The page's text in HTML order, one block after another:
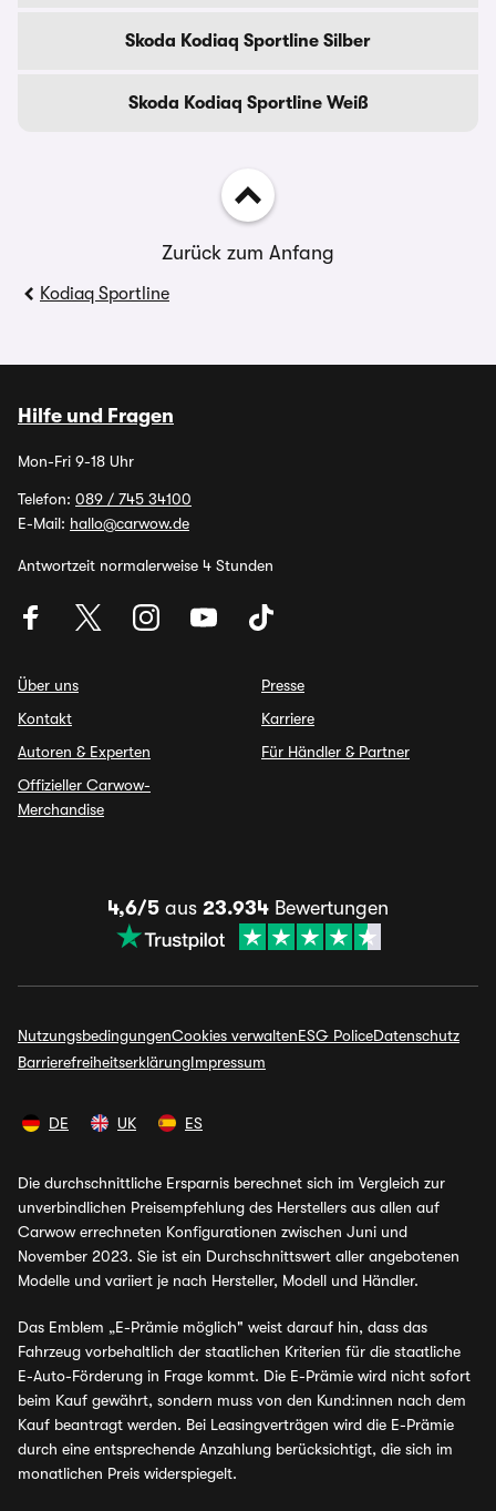
Skoda Kodiaq Sportline Silber
Skoda Kodiaq Sportline Weiß
Zurück zum Anfang
Kodiaq Sportline
Hilfe und Fragen
Mon-Fri 9-18 Uhr
Telefon: 089 / 745 34100
E-Mail: hallo@carwow.de
Antwortzeit normalerweise 4 Stunden
Über uns
Kontakt
Autoren & Experten
Offizieller Carwow-
Merchandise
Presse
Karriere
Für Händler & Partner
4,6/5 aus 23.934 Bewertungen
NutzungsbedingungenCookies verwaltenESG PoliceDatenschutz
BarrierefreiheitserklärungImpressum
DE UK ES
Die durchschnittliche Ersparnis berechnet sich im Vergleich zur
unverbindlichen Preisempfehlung des Herstellers aus allen auf
Carwow errechneten Konfigurationen zwischen Juni und
November 2023. Sie ist ein Durchschnittswert aller angebotenen
Modelle und variiert je nach Hersteller, Modell und Händler.
Das Emblem „E-Prämie möglich" weist darauf hin, dass das
Fahrzeug vorbehaltlich der staatlichen Kriterien für die staatliche
E-Auto-Förderung in Frage kommt. Die E-Prämie wird nicht sofort
beim Kauf gewährt, sondern muss von den Kund:innen nach dem
Kauf beantragt werden. Bei Leasingverträgen wird die E-Prämie
durch eine entsprechende Anzahlung berücksichtigt, die sich im
monatlichen Preis widerspiegelt.